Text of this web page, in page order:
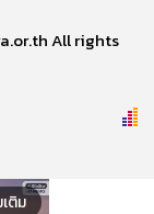
All rights
ติม